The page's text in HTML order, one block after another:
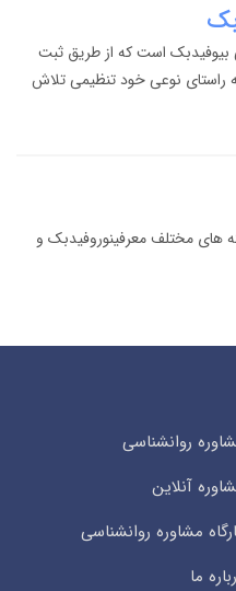
است که از طریق ثبت
راستای نوعی خود تنظیمی تلاش
های مختلف معرفینوروفیدبک و
روانشناسی
آنلاین
مشاوره روانشناسی
ما